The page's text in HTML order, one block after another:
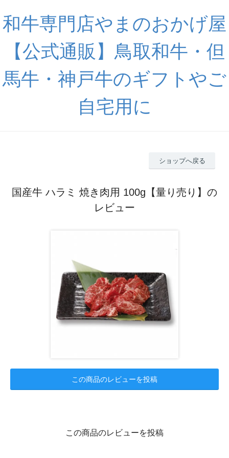
和牛専門店やまのおかげ屋
【公式通販】鳥取和牛・但
馬牛・神戸牛のギフトやご
自宅用に
ショップへ戻る
国産牛 ハラミ 焼き肉用 100g【量り売り】の
レビュー
この商品のレビューを投稿
この商品のレビューを投稿